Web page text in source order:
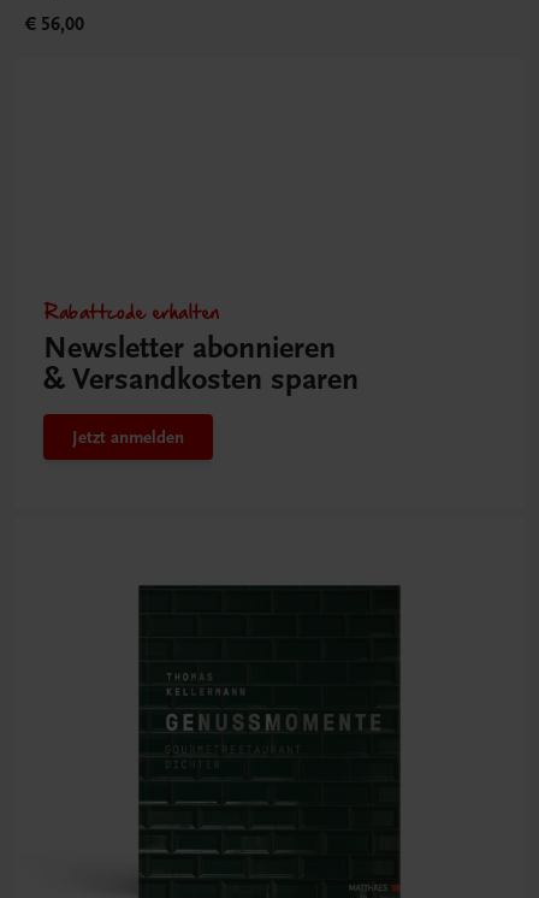
€ 56,00
Rabattcode erhalten
Newsletter abonnieren
& Versandkosten sparen
Jetzt anmelden